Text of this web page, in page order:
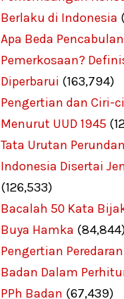
Berlaku di Indonesia
Apa Beda
Pemerkosaan?
Diperbarui (163,794)
Pengertian dan Ciri-
Menurut UUD 1945
Tata Urutan
Indonesia Disertai
(126,533)
Bacalah 50 Kata
Buya Hamka
Pengertian
Badan Dalam
PPh Badan (67,439)